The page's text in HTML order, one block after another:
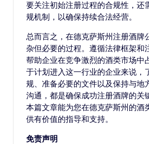
要关注初始注册过程的合规性，还
规机制，以确保持续合法经营。
总而言之，在德克萨斯州注册酒牌
杂但必要的过程。遵循法律框架和
帮助企业在竞争激烈的酒类市场中
于计划进入这一行业的企业来说，
规、准备必要的文件以及保持与地
沟通，都是确保成功注册酒牌的关
本篇文章能为您在德克萨斯州的酒
供有价值的指导和支持。
免责声明